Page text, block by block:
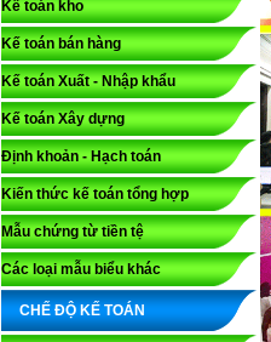
Kế toán kho
Kế toán bán hàng
Kế toán Xuất - Nhập khẩu
Kế toán Xây dựng
Định khoản - Hạch toán
Kiến thức kế toán tổng hợp
Mẫu chứng từ tiền tệ
Các loại mẫu biểu khác
CHẾ ĐỘ KẾ TOÁN